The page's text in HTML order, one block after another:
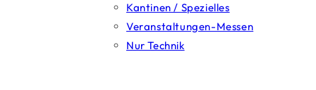
Kantinen / Spezielles
Veranstaltungen-Messen
Nur Technik